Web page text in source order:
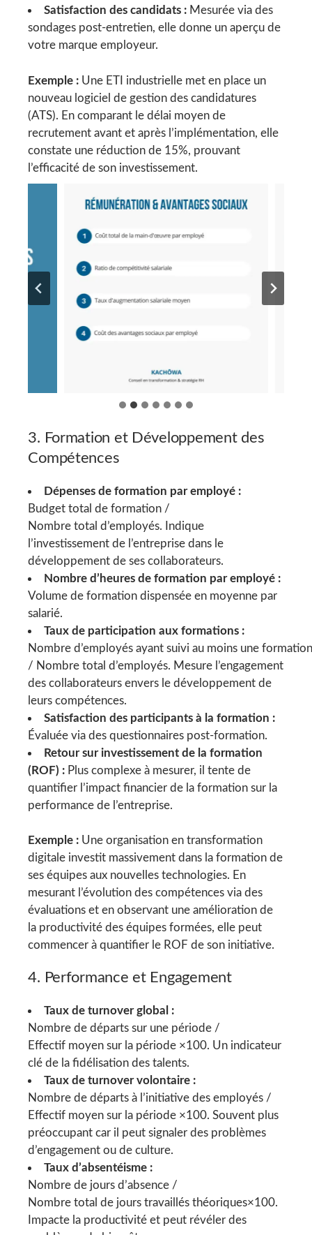
Satisfaction des candidats : Mesurée via des
sondages post-entretien, elle donne un aperçu de
votre marque employeur.
Exemple : Une ETI industrielle met en place un
nouveau logiciel de gestion des candidatures
(ATS). En comparant le délai moyen de
recrutement avant et après l’implémentation, elle
constate une réduction de 15%, prouvant
l’efficacité de son investissement.
3. Formation et Développement des
Compétences
Dépenses de formation par employé :
Budget total de formation /
Nombre total d’employés. Indique
l’investissement de l’entreprise dans le
développement de ses collaborateurs.
Nombre d’heures de formation par employé :
Volume de formation dispensée en moyenne par
salarié.
Taux de participation aux formations :
Nombre d’employés ayant suivi au moins une
/ Nombre total d’employés. Mesure l’engagement
des collaborateurs envers le développement de
leurs compétences.
Satisfaction des participants à la formation :
Évaluée via des questionnaires post-formation.
Retour sur investissement de la formation
(ROF) : Plus complexe à mesurer, il tente de
quantifier l’impact financier de la formation sur la
performance de l’entreprise.
Exemple : Une organisation en transformation
digitale investit massivement dans la formation de
ses équipes aux nouvelles technologies. En
mesurant l’évolution des compétences via des
évaluations et en observant une amélioration de
la productivité des équipes formées, elle peut
commencer à quantifier le ROF de son initiative.
4. Performance et Engagement
Taux de turnover global :
Nombre de départs sur une période /
Effectif moyen sur la période ×100. Un indicateur
clé de la fidélisation des talents.
Taux de turnover volontaire :
Nombre de départs à l’initiative des employés /
Effectif moyen sur la période ×100. Souvent plus
préoccupant car il peut signaler des problèmes
d’engagement ou de culture.
Taux d’absentéisme :
Nombre de jours d’absence /
Nombre total de jours travaillés théoriques×100.
Impacte la productivité et peut révéler des